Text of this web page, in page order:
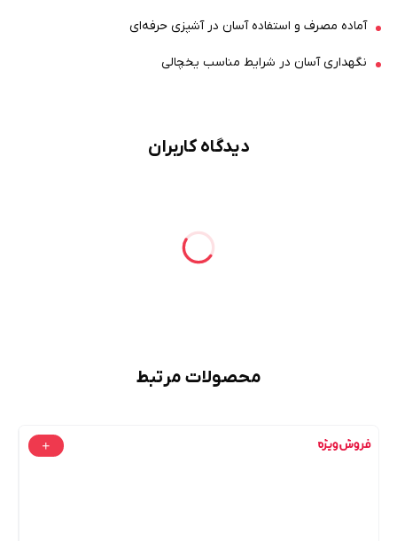
آماده مصرف و استفاده آسان در آشپزی حرفه‌ای
نگهداری آسان در شرایط مناسب یخچالی
دیدگاه کاربران
محصولات مرتبط